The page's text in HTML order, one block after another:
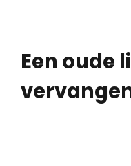
Een oude